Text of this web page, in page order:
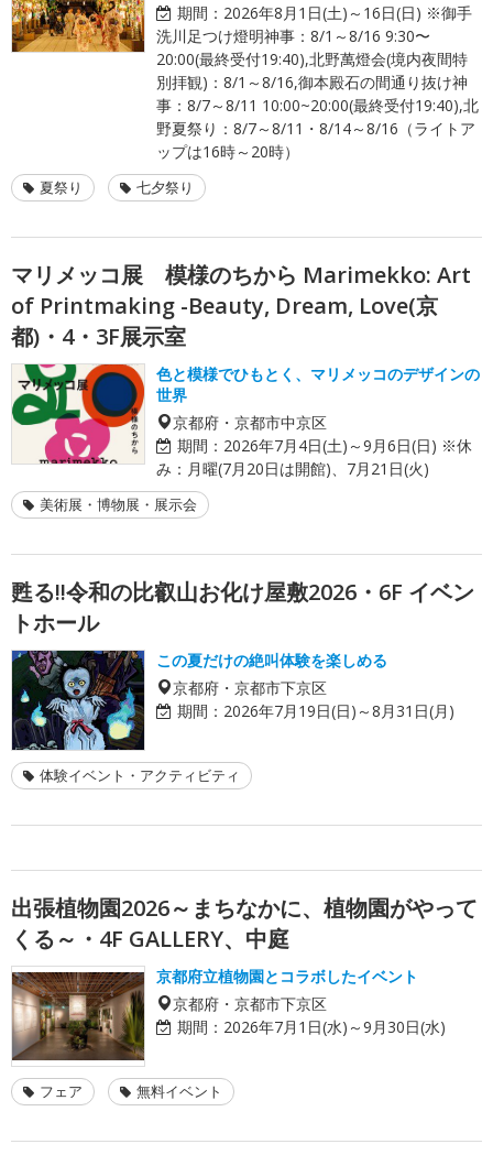
期間： 2026年8月1日(土)～16日(日) ※御手
洗川足つけ燈明神事：8/1～8/16 9:30〜
20:00(最終受付19:40),北野萬燈会(境内夜間特
別拝観)：8/1～8/16,御本殿石の間通り抜け神
事：8/7～8/11 10:00~20:00(最終受付19:40),北
野夏祭り：8/7～8/11・8/14～8/16（ライトア
ップは16時～20時）
夏祭り 七夕祭り
マリメッコ展 模様のちから Marimekko: Art
of Printmaking -Beauty, Dream, Love(京
都)・4・3F展示室
色と模様でひもとく、マリメッコのデザインの
世界
京都府・京都市中京区
期間： 2026年7月4日(土)～9月6日(日) ※休
み：月曜(7月20日は開館)、7月21日(火)
美術展・博物展・展示会
甦る!!令和の比叡山お化け屋敷2026・6F イベン
トホール
この夏だけの絶叫体験を楽しめる
京都府・京都市下京区
期間： 2026年7月19日(日)～8月31日(月)
体験イベント・アクティビティ
出張植物園2026～まちなかに、植物園がやって
くる～・4F GALLERY、中庭
京都府立植物園とコラボしたイベント
京都府・京都市下京区
期間： 2026年7月1日(水)～9月30日(水)
フェア 無料イベント